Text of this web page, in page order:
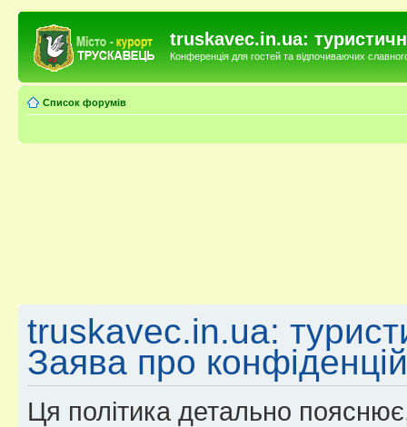
truskavec.in.ua:
Конференція для гостей та відпочиваючих
Список форумів
truskavec.in.ua:
Заява про
Ця політика детально